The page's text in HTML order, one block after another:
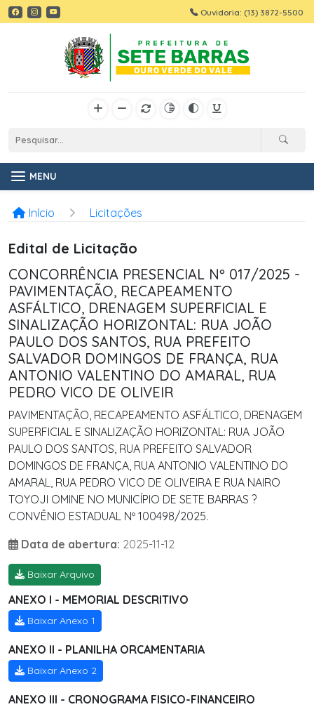
Ouvidoria: (13) 3872-5500
MENU
Início Licitações
Edital de Licitação
CONCORRÊNCIA PRESENCIAL Nº 017/2025 -
PAVIMENTAÇÃO, RECAPEAMENTO
ASFÁLTICO, DRENAGEM SUPERFICIAL E
SINALIZAÇÃO HORIZONTAL: RUA JOÃO
PAULO DOS SANTOS, RUA PREFEITO
SALVADOR DOMINGOS DE FRANÇA, RUA
ANTONIO VALENTINO DO AMARAL, RUA
PEDRO VICO DE OLIVEIR
PAVIMENTAÇÃO, RECAPEAMENTO ASFÁLTICO, DRENAGEM
SUPERFICIAL E SINALIZAÇÃO HORIZONTAL: RUA JOÃO
PAULO DOS SANTOS, RUA PREFEITO SALVADOR
DOMINGOS DE FRANÇA, RUA ANTONIO VALENTINO DO
AMARAL, RUA PEDRO VICO DE OLIVEIRA E RUA NAIRO
TOYOJI OMINE NO MUNICÍPIO DE SETE BARRAS ?
CONVÊNIO ESTADUAL Nº 100498/2025.
Data de abertura: 2025-11-12
Baixar Arquivo
ANEXO I - MEMORIAL DESCRITIVO
Baixar Anexo 1
ANEXO II - PLANILHA ORCAMENTARIA
Baixar Anexo 2
ANEXO III - CRONOGRAMA FISICO-FINANCEIRO